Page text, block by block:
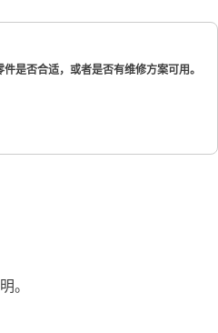
是否合适，或者是否有维修方案可用。
。